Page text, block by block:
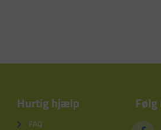
Hurtig hjælp
FAQ
Følg